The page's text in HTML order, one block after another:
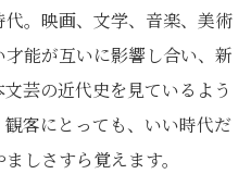
。映画、文学、音楽、美術
能が互いに影響し合い、新
芸の近代史を見ているよう
客にとっても、いい時代だ
しさすら覚えます。